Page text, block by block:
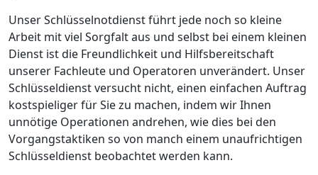
Unser Schlüsselnotdienst führt jede noch so kleine
Arbeit mit viel Sorgfalt aus und selbst bei einem kleinen
Dienst ist die Freundlichkeit und Hilfsbereitschaft
unserer Fachleute und Operatoren unverändert. Unser
Schlüsseldienst versucht nicht, einen einfachen Auftrag
kostspieliger für Sie zu machen, indem wir Ihnen
unnötige Operationen andrehen, wie dies bei den
Vorgangstaktiken so von manch einem unaufrichtigen
Schlüsseldienst beobachtet werden kann.